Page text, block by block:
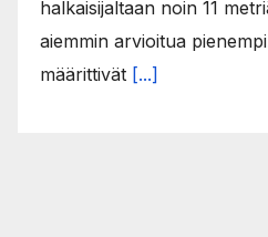
halkaisijaltaan noin 11
aiemmin arvioitua
määrittivät [...]